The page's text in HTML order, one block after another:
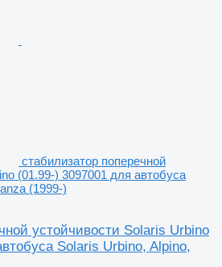
стабилизатор поперечной
(01.99-) 3097001 для автобуса
(1999-)
устойчивости Solaris Urbino
Solaris Urbino, Alpino,